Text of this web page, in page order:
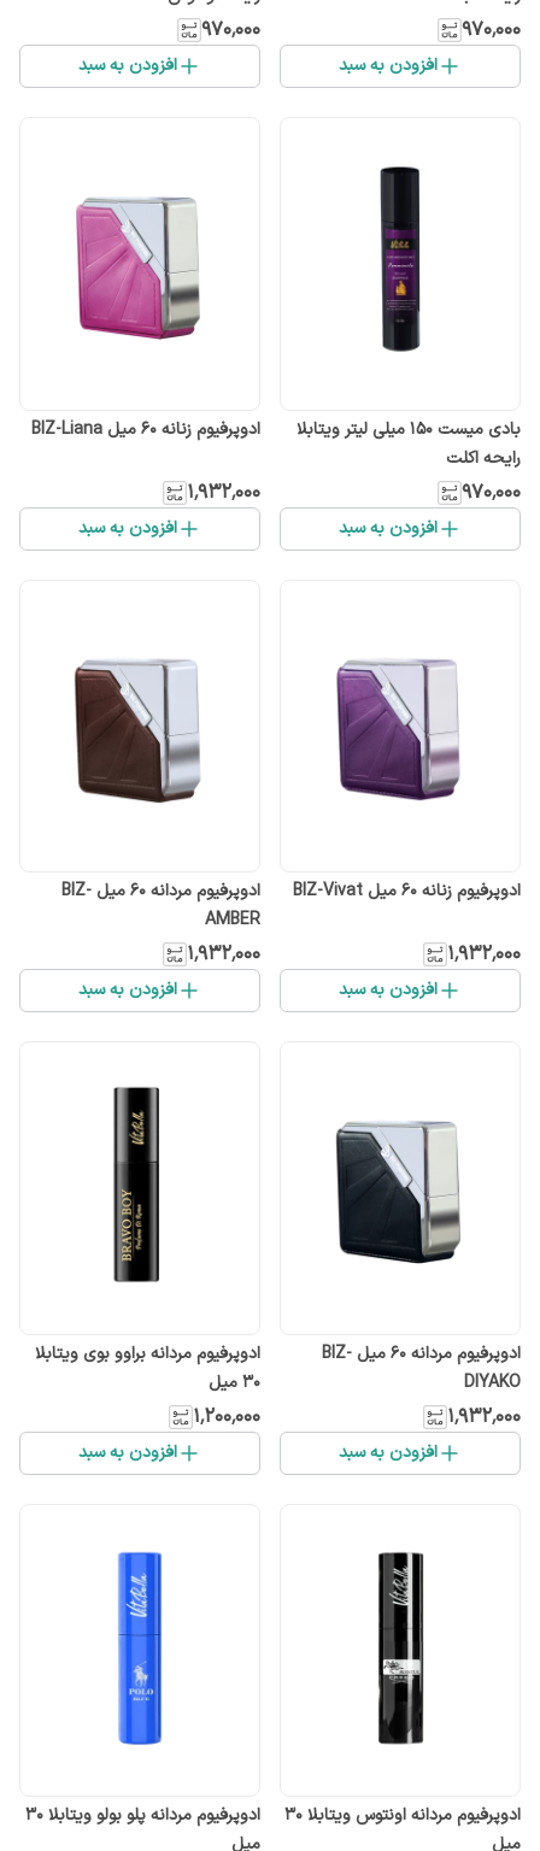
۹۷۰٬۰۰۰
افزودن به سبد
۹۷۰٬۰۰۰
افزودن به سبد
بادی میست 150 میلی لیتر ویتابلا
رایحه اکلت
۹۷۰٬۰۰۰
افزودن به سبد
ادوپرفیوم زنانه ۶۰ میل BIZ-Liana
۱٬۹۳۲٬۰۰۰
افزودن به سبد
ادوپرفیوم زنانه ۶۰ میل BIZ-Vivat
۱٬۹۳۲٬۰۰۰
افزودن به سبد
ادوپرفیوم مردانه ۶۰ میل BIZ-
AMBER
۱٬۹۳۲٬۰۰۰
افزودن به سبد
ادوپرفیوم مردانه ۶۰ میل BIZ-
DIYAKO
۱٬۹۳۲٬۰۰۰
افزودن به سبد
ادوپرفیوم مردانه براوو بوی ویتابلا
30 میل
۱٬۲۰۰٬۰۰۰
افزودن به سبد
ادوپرفیوم مردانه اونتوس ویتابلا 30
میل
ادوپرفیوم مردانه پلو بولو ویتابلا 30
میل